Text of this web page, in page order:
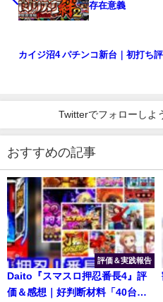
存在意義
カイジ沼4 パチンコ新台｜初打ち
Twitterでフォローしよ
おすすめの記事
評価＆実践報告
Daito『スマスロ押忍番長4』評
価＆感想｜好判断材料「40台設